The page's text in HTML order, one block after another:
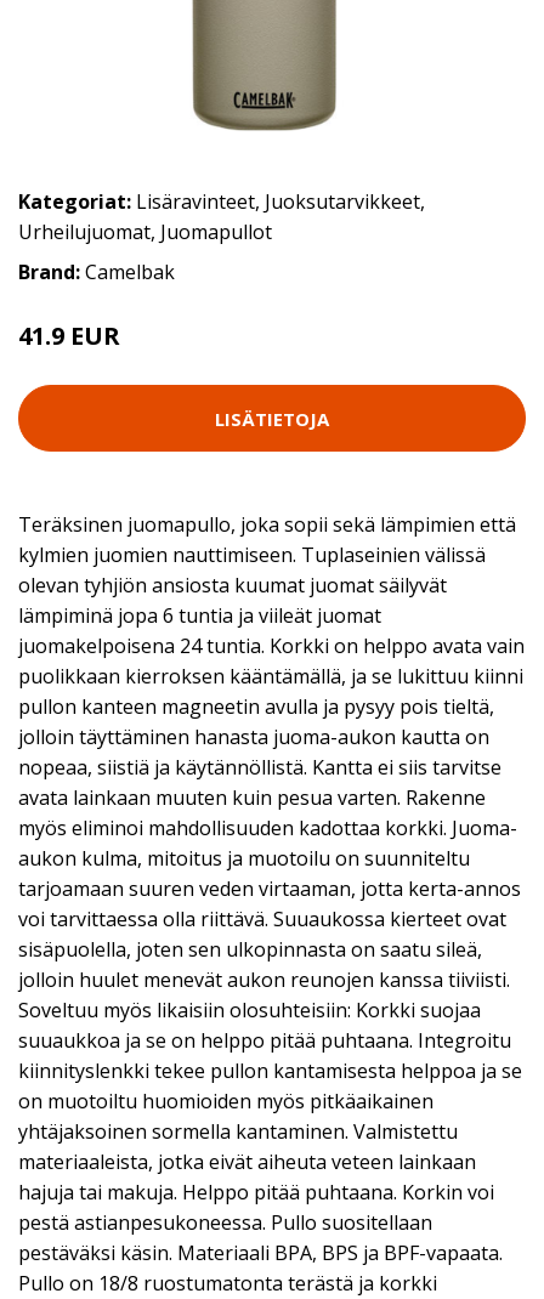
Kategoriat: Lisäravinteet, Juoksutarvikkeet,
Urheilujuomat, Juomapullot
Brand:Camelbak
41.9 EUR
LISÄTIETOJA
Teräksinen juomapullo, joka sopii sekä lämpimien että
kylmien juomien nauttimiseen. Tuplaseinien välissä
olevan tyhjiön ansiosta kuumat juomat säilyvät
lämpiminä jopa 6 tuntia ja viileät juomat
juomakelpoisena 24 tuntia. Korkki on helppo avata vain
puolikkaan kierroksen kääntämällä, ja se lukittuu kiinni
pullon kanteen magneetin avulla ja pysyy pois tieltä,
jolloin täyttäminen hanasta juoma-aukon kautta on
nopeaa, siistiä ja käytännöllistä. Kantta ei siis tarvitse
avata lainkaan muuten kuin pesua varten. Rakenne
myös eliminoi mahdollisuuden kadottaa korkki. Juoma-
aukon kulma, mitoitus ja muotoilu on suunniteltu
tarjoamaan suuren veden virtaaman, jotta kerta-annos
voi tarvittaessa olla riittävä. Suuaukossa kierteet ovat
sisäpuolella, joten sen ulkopinnasta on saatu sileä,
jolloin huulet menevät aukon reunojen kanssa tiiviisti.
Soveltuu myös likaisiin olosuhteisiin: Korkki suojaa
suuaukkoa ja se on helppo pitää puhtaana. Integroitu
kiinnityslenkki tekee pullon kantamisesta helppoa ja se
on muotoiltu huomioiden myös pitkäaikainen
yhtäjaksoinen sormella kantaminen. Valmistettu
materiaaleista, jotka eivät aiheuta veteen lainkaan
hajuja tai makuja. Helppo pitää puhtaana. Korkin voi
pestä astianpesukoneessa. Pullo suositellaan
pestäväksi käsin. Materiaali BPA, BPS ja BPF-vapaata.
Pullo on 18/8 ruostumatonta terästä ja korkki